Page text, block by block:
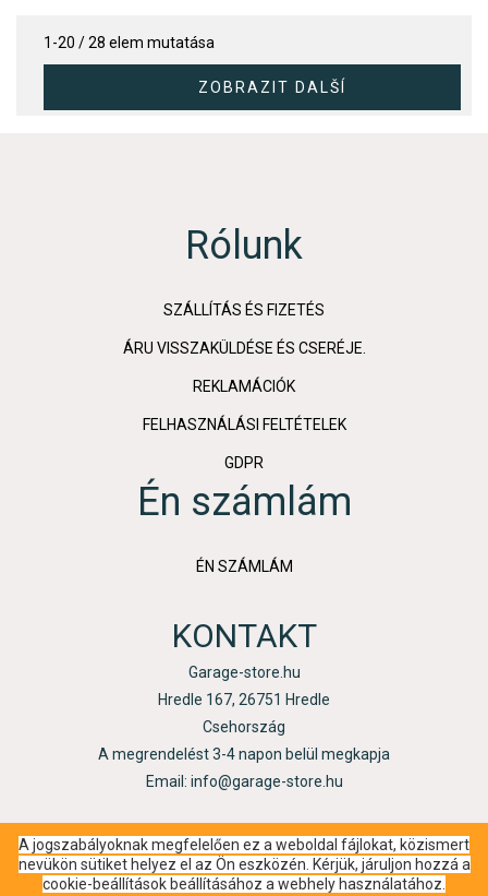
A jogszabályoknak megfelelően ez a weboldal fájlokat, közismert
nevükön sütiket helyez el az Ön eszközén. Kérjük, járuljon hozzá a
cookie-beállítások beállításához a webhely használatához.
1-20 / 28 elem mutatása
Rólunk
SZÁLLÍTÁS ÉS FIZETÉS
ÁRU VISSZAKÜLDÉSE ÉS CSERÉJE.
REKLAMÁCIÓK
FELHASZNÁLÁSI FELTÉTELEK
GDPR
Én számlám
ÉN SZÁMLÁM
KONTAKT
Garage-store.hu
Hredle 167, 26751 Hredle
Csehország
A megrendelést 3-4 napon belül megkapja
Email: info@garage-store.hu